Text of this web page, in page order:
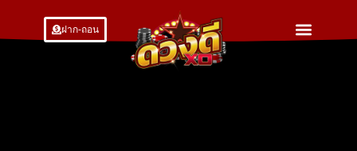
ฝาก-ถอน